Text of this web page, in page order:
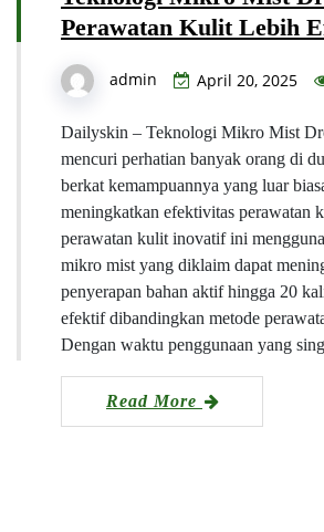
Perawatan Kulit Lebih
admin April 20, 2025
Dailyskin – Teknologi Mikro Mist
mencuri perhatian banyak orang di
berkat kemampuannya yang luar
meningkatkan efektivitas perawatan
perawatan kulit inovatif ini
mikro mist yang diklaim dapat
penyerapan bahan aktif hingga 20
efektif dibandingkan metode
Dengan waktu penggunaan yang
Read More